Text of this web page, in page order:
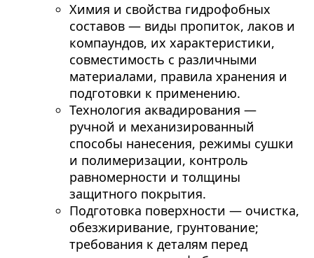
Химия и свойства гидрофобных
составов — виды пропиток, лаков и
компаундов, их характеристики,
совместимость с различными
материалами, правила хранения и
подготовки к применению.
Технология аквадирования —
ручной и механизированный
способы нанесения, режимы сушки
и полимеризации, контроль
равномерности и толщины
защитного покрытия.
Подготовка поверхности — очистка,
обезжиривание, грунтование;
требования к деталям перед